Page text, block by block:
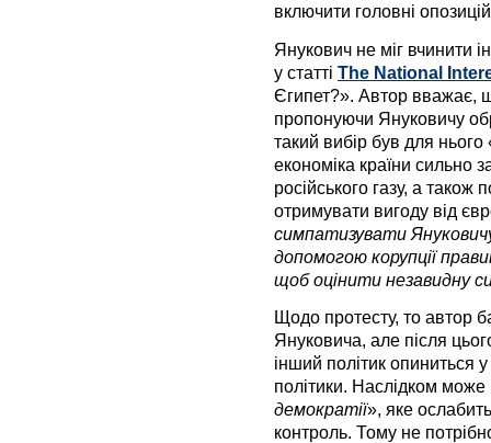
включити головні
Янукович не міг вчинити
у статті The National
Єгипет?». Автор вважає,
пропонуючи Януковичу
такий вибір був для
економіка країни сильно
російського газу, а
отримувати вигоду від
симпатизувати
допомогою корупції
щоб оцінити незавидну
Щодо протесту, то автор
Януковича, але після
інший політик опиниться
політики. Наслідком
демократії», яке
контроль. Тому не